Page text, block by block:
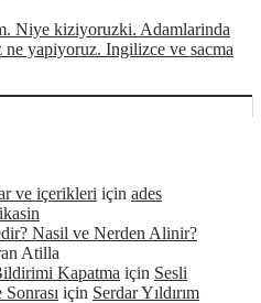
Niye kiziyoruzki. Adamlarinda
yapiyoruz. Ingilizce ve sacma
ve içerikleri için ades
Nasil ve Nerden Alinir?
Atilla
Kapatma için Sesli
için Serdar Yıldırım